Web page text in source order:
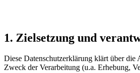
1. Zielsetzung und
Diese Datenschutzerklärung klärt über die
Zweck der Verarbeitung (u.a. Erhebung,